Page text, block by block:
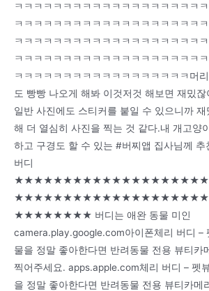
ㅋㅋㅋㅋㅋㅋㅋㅋㅋㅋㅋㅋㅋㅋㅋㅋㅋㅋㅋ
ㅋㅋㅋㅋㅋㅋㅋㅋㅋㅋㅋㅋㅋㅋㅋㅋㅋㅋㅋ
ㅋㅋㅋㅋㅋㅋㅋㅋㅋㅋㅋㅋㅋㅋㅋㅋㅋㅋㅋ
ㅋㅋㅋㅋㅋㅋㅋㅋㅋㅋㅋㅋㅋㅋㅋㅋㅋㅋㅋ
ㅋㅋㅋㅋㅋㅋㅋㅋㅋㅋㅋㅋㅋㅋㅋㅋㅋㅋ머
도 빵빵 나오게 해봐 이것저것 해보면 재밌
일반 사진에도 스티커를 붙일 수 있으니까
해 더 열심히 사진을 찍는 것 같다.내 개고양
하고 구경도 할 수 있는 #버찌앱 집사님께
버디
★★★★★★★★ 버디는 애완 동물 미인
camera.play.google.com아이폰체리 버디 –
물을 정말 좋아한다면 반려동물 전용 뷰티카
찍어주세요. apps.apple.com체리 버디 – 펫
을 정말 좋아한다면 반려동물 전용 뷰티카메